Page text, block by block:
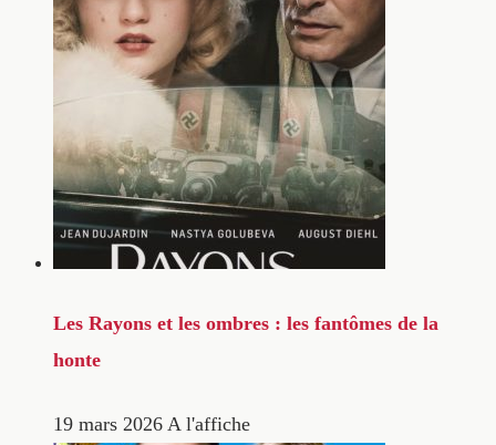
Les Rayons et les ombres : les fantômes de la
honte
19 mars 2026 A l'affiche